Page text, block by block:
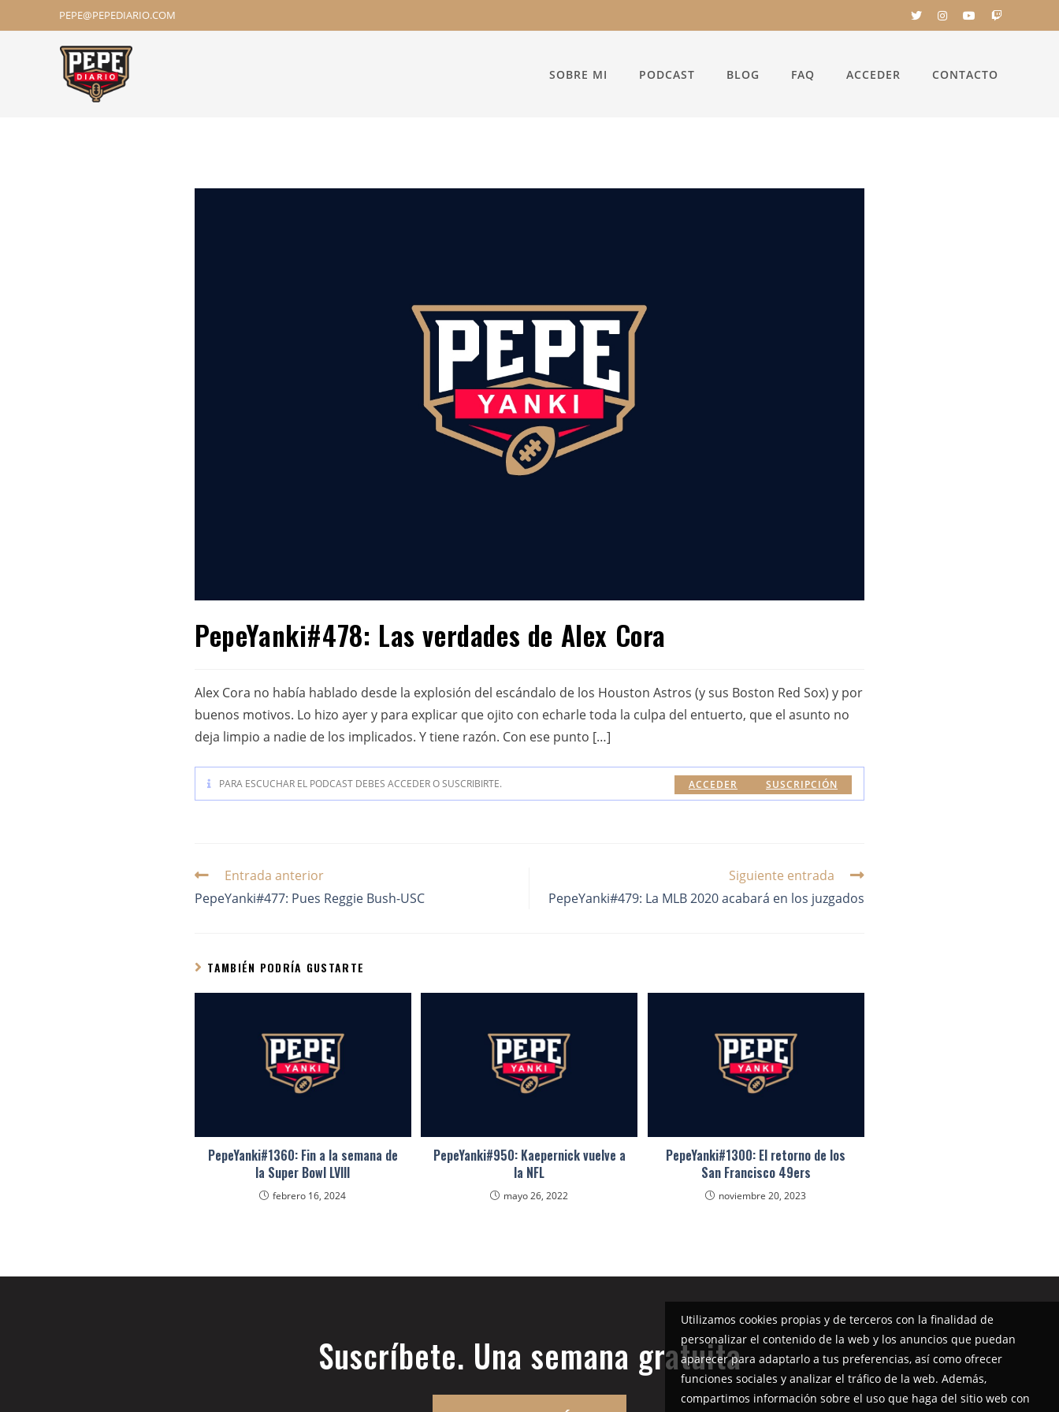
PEPE@PEPEDIARIO.COM
SOBRE MI PODCAST BLOG FAQ ACCEDER CONTACTO
PepeYanki#478: Las verdades de Alex Cora
Alex Cora no había hablado desde la explosión del escándalo de los Houston Astros (y sus Boston Red Sox) y por
buenos motivos. Lo hizo ayer y para explicar que ojito con echarle toda la culpa del entuerto, que el asunto no
deja limpio a nadie de los implicados. Y tiene razón. Con ese punto […]
PARA ESCUCHAR EL PODCAST DEBES ACCEDER O SUSCRIBIRTE. SUSCRIPCIÓN
ACCEDER
Entrada anterior
PepeYanki#477: Pues Reggie Bush-USC
Siguiente entrada
PepeYanki#479: La MLB 2020 acabará en los juzgados
TAMBIÉN PODRÍA GUSTARTE
PepeYanki#1360: Fin a la semana de
la Super Bowl LVIII
febrero 16, 2024
PepeYanki#950: Kaepernick vuelve a
la NFL
mayo 26, 2022
PepeYanki#1300: El retorno de los
San Francisco 49ers
noviembre 20, 2023
Suscríbete. Una semana gratuita
Utilizamos cookies propias y de terceros con la finalidad de
personalizar el contenido de la web y los anuncios que puedan
aparecer para adaptarlo a tus preferencias, así como ofrecer
funciones sociales y analizar el tráfico de la web. Además,
compartimos información sobre el uso que haga del sitio web con